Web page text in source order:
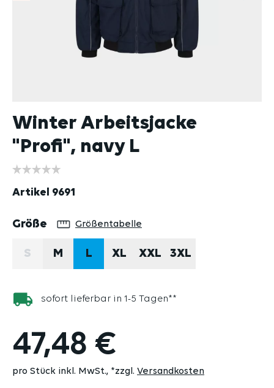
Winter Arbeitsjacke
"Profi", navy L
Artikel 9691
Größe auswählen
Größentabelle
S M L XL XXL 3XL
sofort lieferbar in 1-5 Tagen**
47,48 €
pro Stück inkl. MwSt. *zzgl. Versandkosten